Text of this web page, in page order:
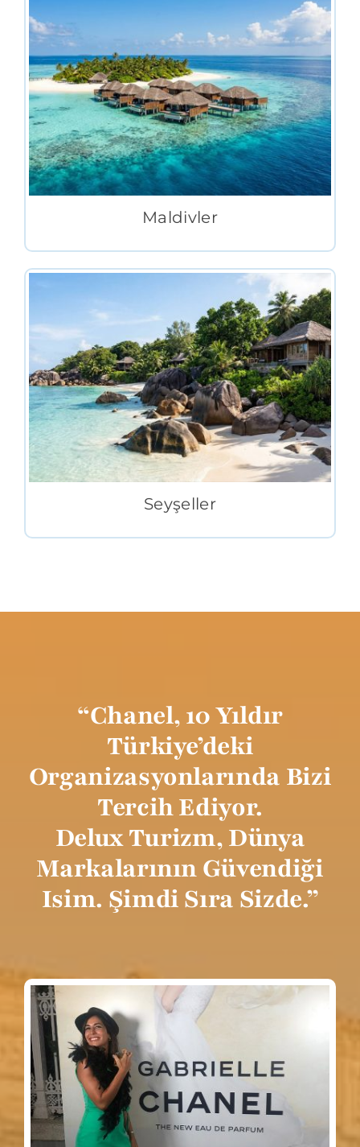
Maldivler
Seyşeller
“Chanel, 10 Yıldır
Türkiye’deki
Organizasyonlarında Bizi
Tercih Ediyor.
Delux Turizm, Dünya
Markalarının Güvendiği
Isim. Şimdi Sıra Sizde.”